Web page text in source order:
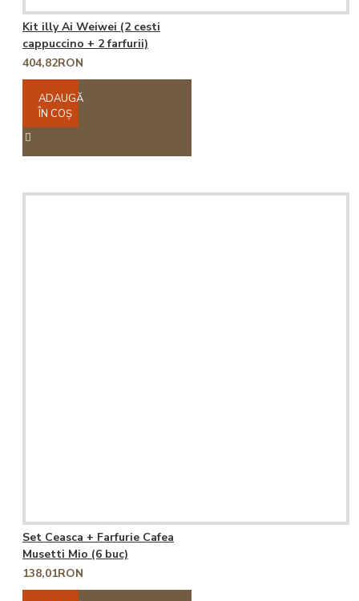
Kit illy Ai Weiwei (2 cesti
cappuccino + 2 farfurii)
404,82RON
ADAUGĂ
ÎN COŞ
Set Ceasca + Farfurie Cafea
Musetti Mio (6 buc)
138,01RON